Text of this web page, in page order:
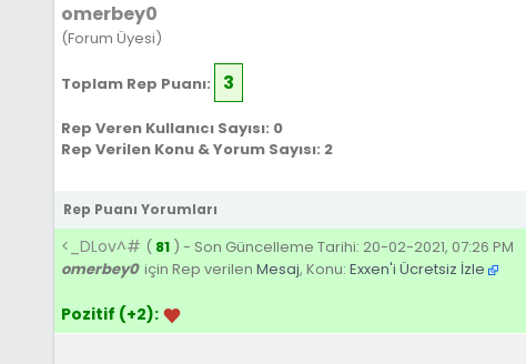
omerbey0
(Forum Üyesi)
Toplam Rep Puanı: 3
Rep Veren Kullanıcı Sayısı: 0
Rep Verilen Konu & Yorum Sayısı: 2
Rep Puanı Yorumları
<_DLov^# ( 81 ) - Son Güncelleme Tarihi: 20-02-2021, 07:26 PM
omerbey0için Rep verilen Mesaj, Konu: Exxen'i Ücretsiz İzle
Pozitif (+2):